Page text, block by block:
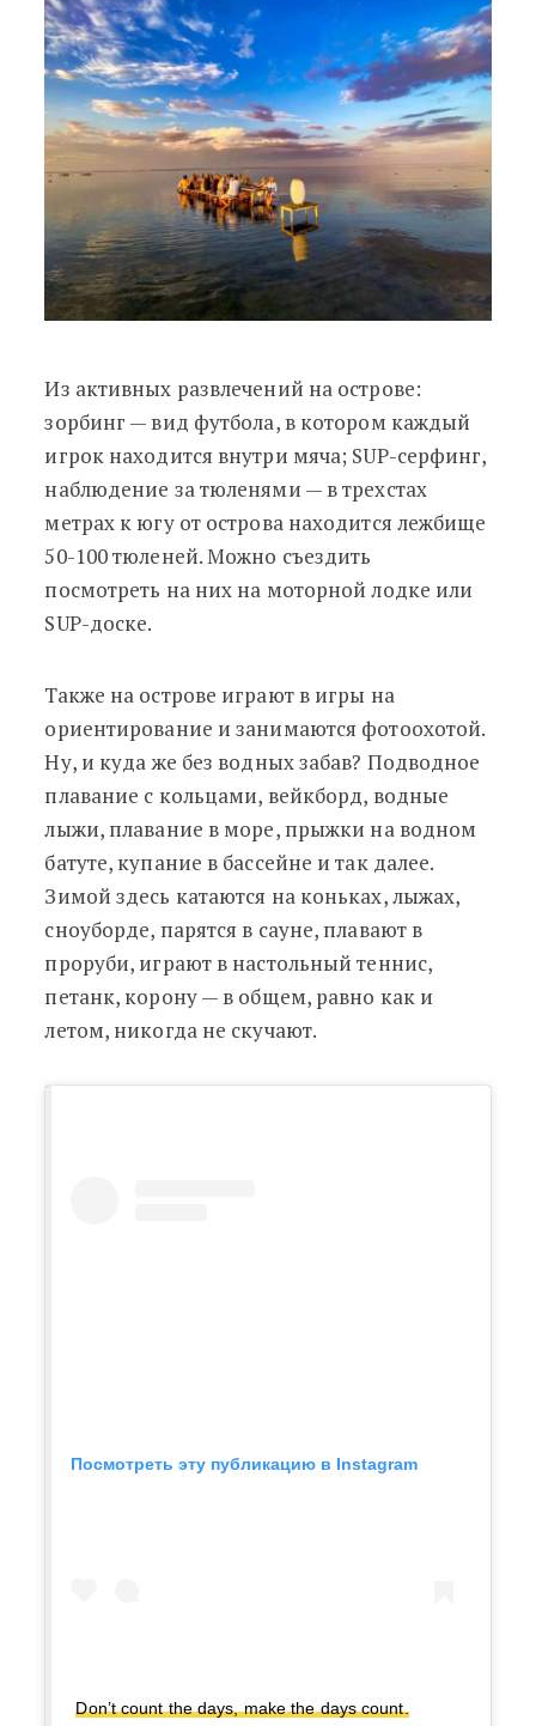
Из активных развлечений на острове:
зорбинг — вид футбола, в котором каждый
игрок находится внутри мяча; SUP-серфинг,
наблюдение за тюленями —в трехстах
метрах к югу от острова находится лежбище
50-100 тюленей. Можно съездить
посмотреть на них на моторной лодке или
SUP-доске.
Также на острове играют в игры на
ориентирование и занимаются фотоохотой.
Ну, и куда же без водных забав? Подводное
плавание с кольцами, вейкборд, водные
лыжи, плавание в море, прыжки на водном
батуте, купание в бассейне и так далее.
Зимой здесь катаются на коньках, лыжах,
сноуборде, парятся в сауне, плавают в
проруби, играют в настольный теннис,
петанк, корону— в общем, равно как и
летом, никогда не скучают.
Посмотреть эту публикацию в Instagram
Don’t count the days, make the days count.